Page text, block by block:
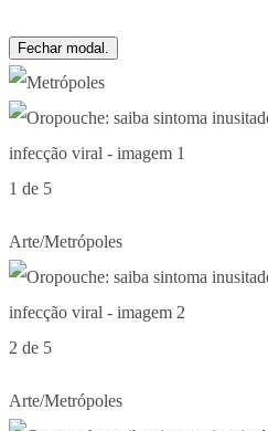
Fechar modal.
1 de 5
Arte/Metrópoles
2 de 5
Arte/Metrópoles